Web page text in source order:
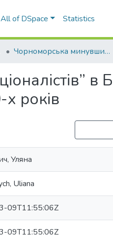
All of DSpace Statistics
Чорноморська минувшина
в
років
Уляна
Uliana
09T11:55:06Z
09T11:55:06Z